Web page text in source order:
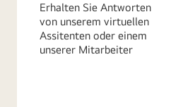
Erhalten Sie Antworten
von unserem virtuellen
Assitenten oder einem
unserer Mitarbeiter